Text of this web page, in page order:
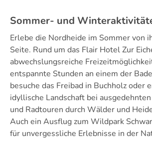
Sommer- und
Erlebe die Nordheide im Sommer von
Seite. Rund um das Flair Hotel Zur
abwechslungsreiche
entspannte Stunden an einem der
besuche das Freibad in Buchholz oder
idyllische Landschaft bei
und Radtouren durch Wälder und
Auch ein Ausflug zum Wildpark
für unvergessliche Erlebnisse in der